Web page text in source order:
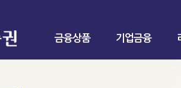
금융상품 기업금융